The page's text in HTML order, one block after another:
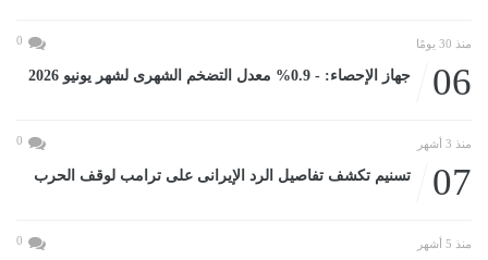
منذ 30 يومًا 0
06 جهاز الإحصاء: - 0.9% معدل التضخم الشهرى لشهر يونيو 2026
منذ 3 أشهر 0
07 تسنيم تكشف تفاصيل الرد الإيرانى على ترامب لوقف الحرب
منذ 5 أشهر 0